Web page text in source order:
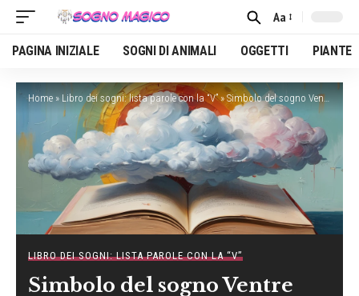
Font
Resizer
Aa
PAGINA INIZIALE SOGNI DI ANIMALI OGGETTI PIANTE
Home» Libro dei sogni: lista parole con la “V”»Simbolo del sogno Ventre
LIBRO DEI SOGNI: LISTA PAROLE CON LA “V”
Simbolo del sogno Ventre